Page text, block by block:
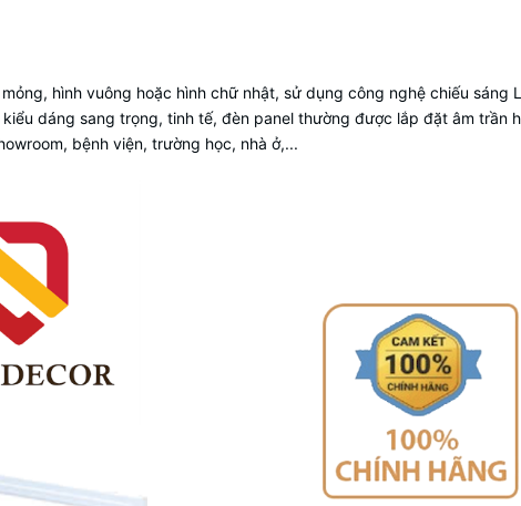
hình vuông hoặc hình chữ nhật, sử dụng công nghệ chiếu sáng
dáng sang trọng, tinh tế, đèn panel thường được lắp đặt âm trần
bệnh viện, trường học, nhà ở,...